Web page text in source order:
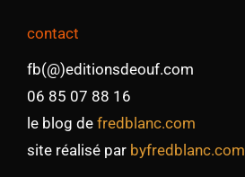
contact
fb(@)editionsdeouf.com
06 85 07 88 16
le blog de fredblanc.com
site réalisé par byfredblanc.com